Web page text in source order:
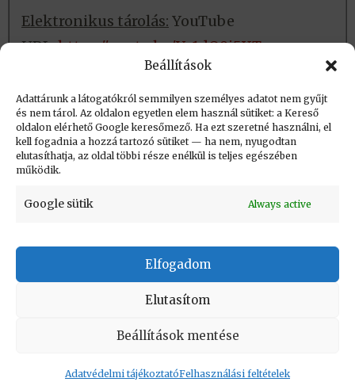
Beállítások
Adattárunk a látogatókról semmilyen személyes adatot nem gyűjt
és nem tárol. Az oldalon egyetlen elem használ sütiket: a Kereső
oldalon elérhető Google keresőmező. Ha ezt szeretné használni, el
kell fogadnia a hozzá tartozó sütiket — ha nem, nyugodtan
elutasíthatja, az oldal többi része enélkül is teljes egészében
működik.
Google sütik Always active
Elfogadom
Elutasítom
Beállítások mentése
Adatvédelmi tájékoztatóFelhasználási feltételek
Elektronikus tárolás: YouTube
URL:https://youtu.be/Ye1dQ9i5XTc
Létrehozva: 2019.06.04. 12:30
Utolsó módosítás: 2023.09.01. 20:44
Impresszum
Adatvédelmi tájékoztató
Vissza a lap tetejére
Copyright © Informatikatörténeti Fórum 2017